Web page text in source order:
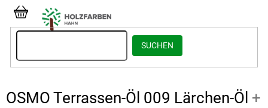
Inhalt
springen
SUCHEN
WARENKORB
OSMO Terrassen-Öl 009 Lärchen-Öl +